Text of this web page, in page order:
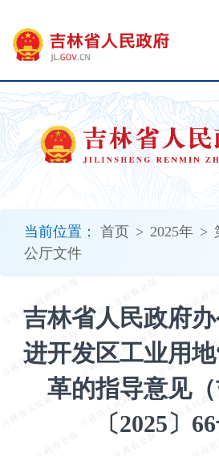
当前位置： 首页 > 2025年 >
公厅文件
吉林省人民政府
进开发区工业用
革的指导意见
〔2025〕66
开
无
障
碍
说
明
加